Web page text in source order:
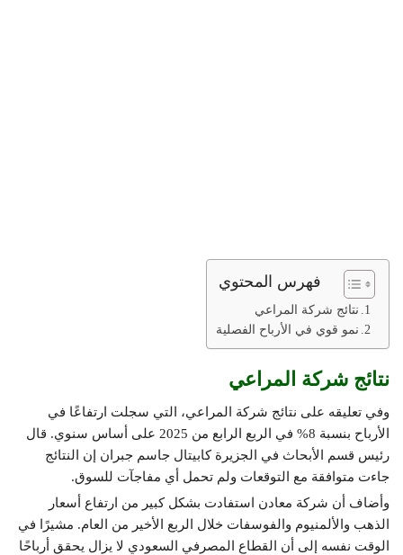
فهرس المحتوي
نتائج شركة المراعي
نمو قوي في الأرباح الفصلية
نتائج شركة المراعي
وفي تعليقه على نتائج شركة المراعي، التي سجلت ارتفاعًا في
الأرباح بنسبة 8% في الربع الرابع من 2025 على أساس سنوي. قال
رئيس قسم الأبحاث في الجزيرة كابيتال جاسم جبران إن النتائج
جاءت متوافقة مع التوقعات ولم تحمل أي مفاجآت للسوق.
وأضاف أن شركة معادن استفادت بشكل كبير من ارتفاع أسعار
الذهب والألمنيوم والفوسفات خلال الربع الأخير من العام. مشيرًا في
الوقت نفسه إلى أن القطاع المصرفي السعودي لا يزال يحقق أرباحًا